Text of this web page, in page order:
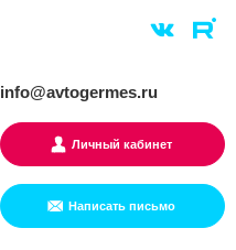
info@avtogermes.ru
Личный кабинет
Написать письмо